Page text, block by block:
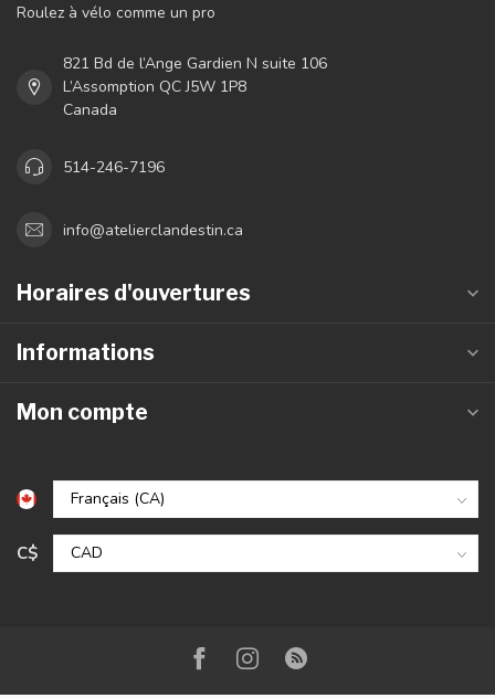
Roulez à vélo comme un pro
821 Bd de l’Ange Gardien N suite 106
L’Assomption QC J5W 1P8
Canada
514-246-7196
info@atelierclandestin.ca
Horaires d'ouvertures
Informations
Mon compte
C$